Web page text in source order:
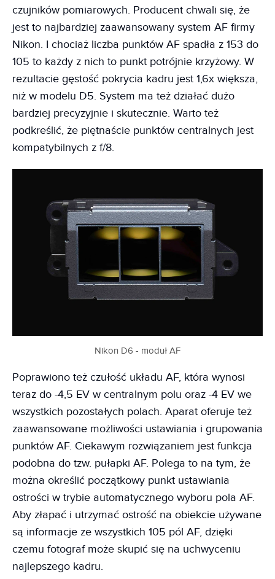
czujników pomiarowych. Producent chwali się, że
jest to najbardziej zaawansowany system AF firmy
Nikon. I chociaż liczba punktów AF spadła z 153 do
105 to każdy z nich to punkt potrójnie krzyżowy. W
rezultacie gęstość pokrycia kadru jest 1,6x większa,
niż w modelu D5. System ma też działać dużo
bardziej precyzyjnie i skutecznie. Warto też
podkreślić, że piętnaście punktów centralnych jest
kompatybilnych z f/8.
Nikon D6 - moduł AF
Poprawiono też czułość układu AF, która wynosi
teraz do -4,5 EV w centralnym polu oraz -4 EV we
wszystkich pozostałych polach. Aparat oferuje też
zaawansowane możliwości ustawiania i grupowania
punktów AF. Ciekawym rozwiązaniem jest funkcja
podobna do tzw. pułapki AF. Polega to na tym, że
można określić początkowy punkt ustawiania
ostrości w trybie automatycznego wyboru pola AF.
Aby złapać i utrzymać ostrość na obiekcie używane
są informacje ze wszystkich 105 pól AF, dzięki
czemu fotograf może skupić się na uchwyceniu
najlepszego kadru.